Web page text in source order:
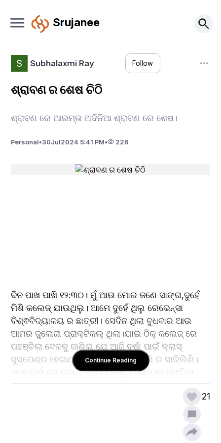
Srujanee
Subhalaxmi Ray Follow
ଶ୍ରାବଣ ର ଶେଷ ଚିଠି
ଶ୍ରାବଣ ରେ ଆରମ୍ଭ ଅଦିନିଆ ଶ୍ରାବଣ ରେ ଶେଷ।
Personal•30Jul2024 5:41 PM• 226
ଦିନ ପାଖ ପାଖି ୧୨:୩୦। ମୁଁ ଆଉ ମୋର ଜଣେ ସାଙ୍ଗ,ଦୁହେଁ
ମିଶି କଲେଜ୍ ଯାଉଥିଲୁ। ଆମେ ଦୁହେଁ ଥିଲୁ ରେଭେନ୍ସା
ବିଶ୍ଵବିଦ୍ୟାଳୟ ର ଛାତ୍ରୀ। ସେଦିନ ଥିଲା ବୁଧବାର ଆଉ
ଆମର ଜୁଲୋଜୀ ପ୍ରାକ୍ଟିକଲ୍ ଥିଲା।ଯାଇ ଠିକ୍ କଲେଜ୍ ରେ
ପହଞ୍ଚିଲା ବେଳକୁ ଜାଣିଲୁ ଯେ ଆଜି ବର୍ଷା ପାଇଁ କ୍ଲାସ୍
ସୁସ୍ପେଣ୍ଡ ହେଇଯାଇଛି। ଦୁହେଁ ଭାବିଲୁ ଆସି ର ସାରିଲିଣି।
ଏବେ ବର୍ଷା ରେ ଓଦା ବି ହେଇ ଯାଉଛୁ। ହଷ୍ଟେଲ ଫେରିଲା
ସୋନା କହିଲା କି ନାଇଁ,ମୁଁ ଓଦା ହେବିନି। ତା କଥା ଶୁଣି ତାକୁ ମୋ
ବ୍ୟାଗ୍ ଆଉ ଫୋନ୍ ଦେଇ ଦେଇ ଚାଲିଗଲି ଓଦା ହେବାକୁ।ଆମ
ବର୍ଷା ହେଲେ ଆଣ୍ଠୁ ଯାଏ ପାଣି ହେଇ ଯାଏ। ଚିଡା ଟା ବହୁତ୍
Continue Reading
21